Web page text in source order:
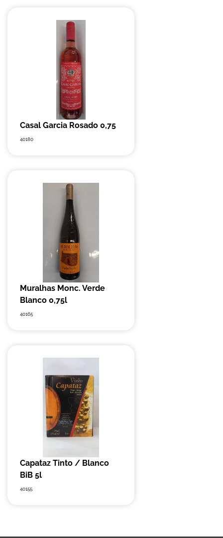
Casal Garcia Rosado 0,75
40180
Muralhas Monc. Verde
Blanco 0,75l
40165
Capataz Tinto / Blanco
BiB 5l
40155